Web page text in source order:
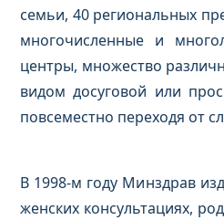
семьи, 40 региональных
многочисленные и
центры, множество
видом досуговой или
повсеместно переходя от
В 1998-м году Минздрав
женских консультациях,